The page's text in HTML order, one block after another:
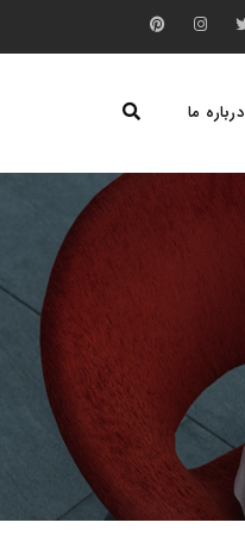
درباره ما